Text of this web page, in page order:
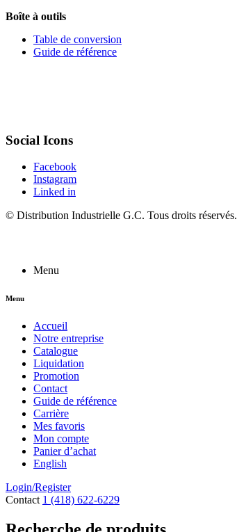
Boîte à outils
Table de conversion
Guide de référence
Social Icons
Facebook
Instagram
Linked in
© Distribution Industrielle G.C. Tous droits réservés.
Menu
Menu
Accueil
Notre entreprise
Catalogue
Liquidation
Promotion
Contact
Guide de référence
Carrière
Mes favoris
Mon compte
Panier d’achat
English
Login/Register
Contact 1 (418) 622-6229